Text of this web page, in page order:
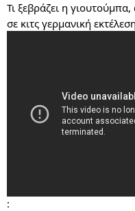
Τι ξεβράζει η
σε κιτς γερμανική
: